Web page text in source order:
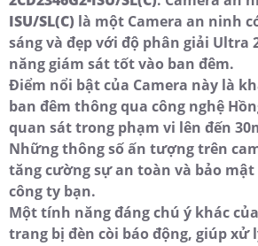
ISU/SL(C) là một Camera an ninh
sáng và đẹp với độ phân giải Ultra
năng giám sát tốt vào ban đêm.
Điểm nổi bật của Camera này là
ban đêm thông qua công nghệ
quan sát trong phạm vi lên đến
Những thông số ấn tượng trên
tăng cường sự an toàn và bảo
công ty bạn.
Một tính năng đáng chú ý khác
trang bị đèn còi báo động, giúp